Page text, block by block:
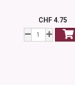
CHF 4.75